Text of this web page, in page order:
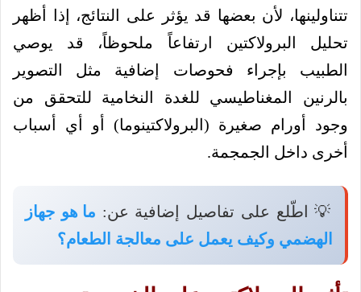
تتناولينها، لأن بعضها قد يؤثر على النتائج، إذا أظهر
تحليل البرولاكتين ارتفاعاً ملحوظاً، قد يوصي
الطبيب بإجراء فحوصات إضافية مثل التصوير
بالرنين المغناطيسي للغدة النخامية للتحقق من
وجود أورام صغيرة (البرولاكتينوما) أو أي أسباب
أخرى داخل الجمجمة.
💡 اطّلع على تفاصيل إضافية عن: ما هو جهاز
الهضمي وكيف يعمل على معالجة الطعام؟